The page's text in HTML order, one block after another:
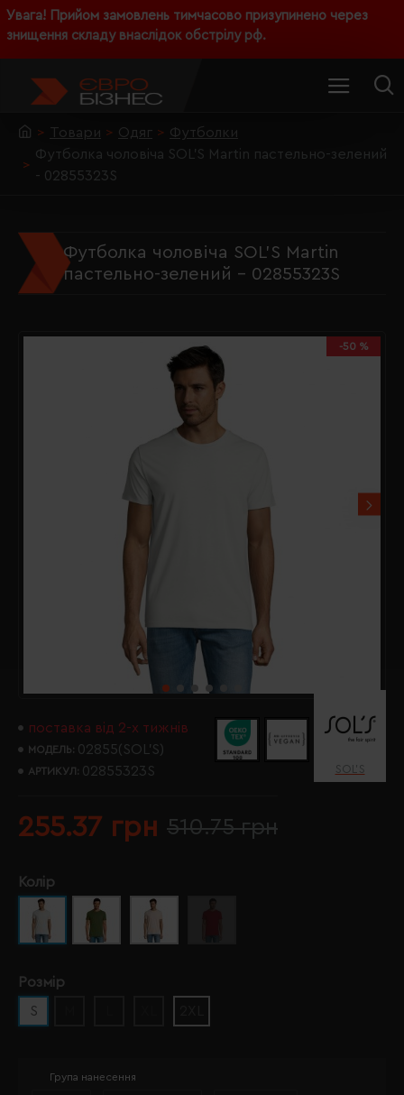
Увага! Прийом замовлень тимчасово призупинено через
знищення складу внаслідок обстрілу рф.
Товари Одяг
Футболки
Футболка чоловіча SOL'S Martin пастельно-зелений
- 02855323S
Футболка чоловіча SOL'S Martin
пастельно-зелений - 02855323S
-50 %
поставка від 2-х тижнів
МОДЕЛЬ: 02855(SOL’S)
АРТИКУЛ: 02855323S SOL’S
255.37 грн 510.75 грн
Колір
Розмір
S
Група нанесення